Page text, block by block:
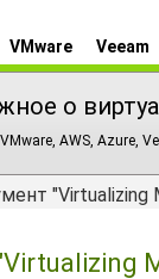
VMware Veeam
о
AWS, Azure,
"Virtualizing